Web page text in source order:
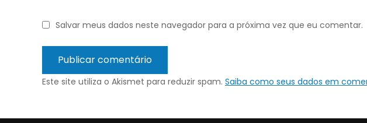
Salvar meus dados neste navegador para a próxima vez que eu comentar.
Este site utiliza o Akismet para reduzir spam. Saiba como seus dados em